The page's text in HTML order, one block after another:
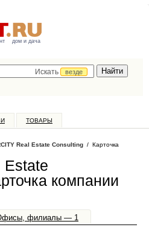
дом и дача
Искать
везде
ТОВАРЫ
Real Estate Consulting / Карточка
Estate
компании
филиалы — 1